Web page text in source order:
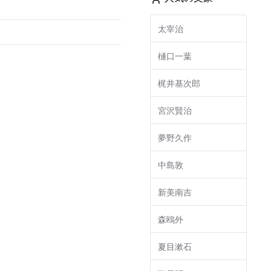
太宰治
樋口一葉
梶井基次郎
宮沢賢治
夢野久作
中島敦
新美南吉
森鴎外
夏目漱石